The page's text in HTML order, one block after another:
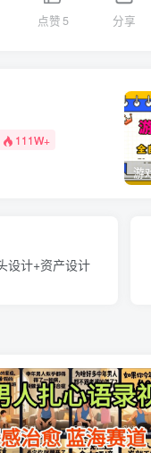
点赞 5 分享
111W+
设计+资产设计